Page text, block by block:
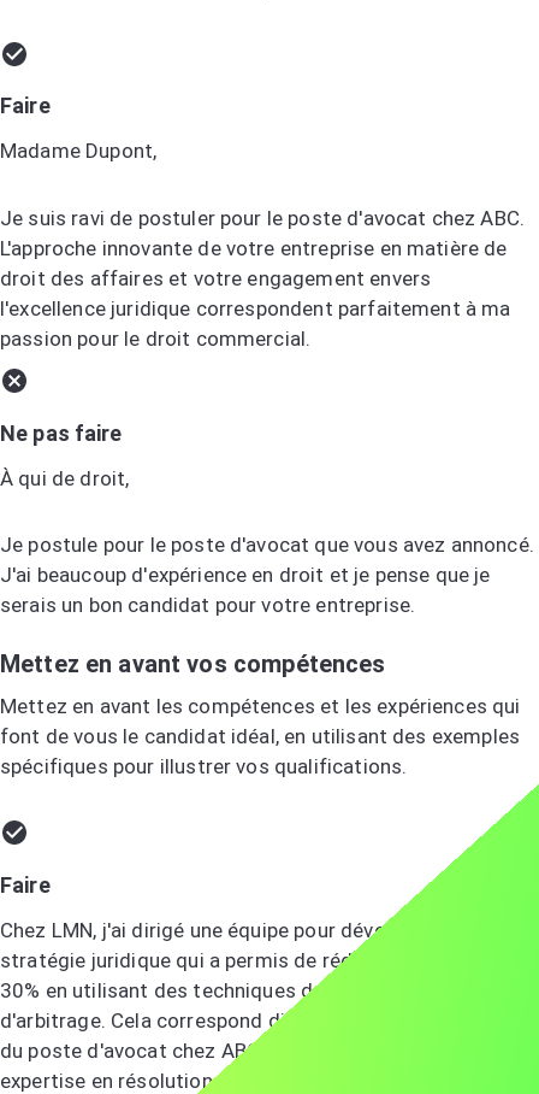
Faire
Madame Dupont,
Je suis ravi de postuler pour le poste d'avocat chez ABC.
L'approche innovante de votre entreprise en matière de
droit des affaires et votre engagement envers
l'excellence juridique correspondent parfaitement à ma
passion pour le droit commercial.
Ne pas faire
À qui de droit,
Je postule pour le poste d'avocat que vous avez annoncé.
J'ai beaucoup d'expérience en droit et je pense que je
serais un bon candidat pour votre entreprise.
Mettez en avant vos compétences
Mettez en avant les compétences et les expériences qui
font de vous le candidat idéal, en utilisant des exemples
spécifiques pour illustrer vos qualifications.
Faire
Chez LMN, j'ai dirigé une équipe pour développer une
stratégie juridique qui a permis de réduire les litiges de
30% en utilisant des techniques de médiation et
d'arbitrage. Cela correspond directement aux exigences
du poste d'avocat chez ABC, où je peux appliquer mon
expertise en résolution de conflits pour améliorer vos